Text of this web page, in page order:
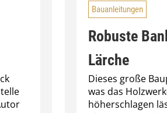
Bauanleitungen
Robuste
Lärche
Dieses große
was das
höherschlagen